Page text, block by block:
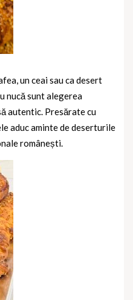
un ceai sau ca desert
nucă sunt alegerea
autentic. Presărate cu
aduc aminte de deserturile
românești.